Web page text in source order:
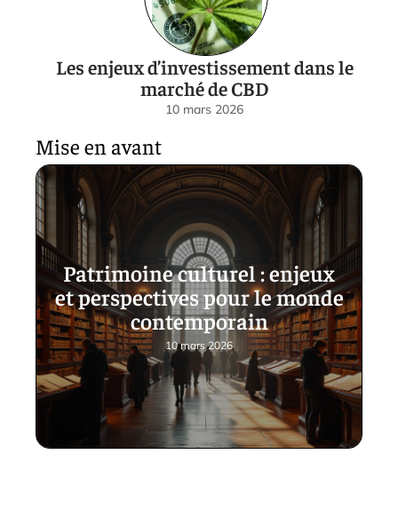
Les enjeux d’investissement dans le
marché de CBD
10 mars 2026
Mise en avant
Patrimoine culturel : enjeux
et perspectives pour le monde
contemporain
10 mars 2026